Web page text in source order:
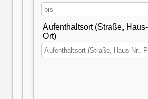
Aufenthaltsort (Straße,
Ort)